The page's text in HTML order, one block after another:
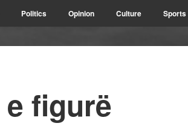
Politics Opinion Culture Sports
figurë